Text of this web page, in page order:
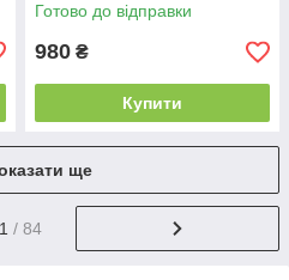
Готово до відправки
980 ₴
Купити
ще
1 / 84